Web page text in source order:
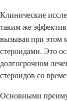
Клинические
таким же
вызывая при этом
стероидами. Это
долгосрочном
стероидов со
Основными